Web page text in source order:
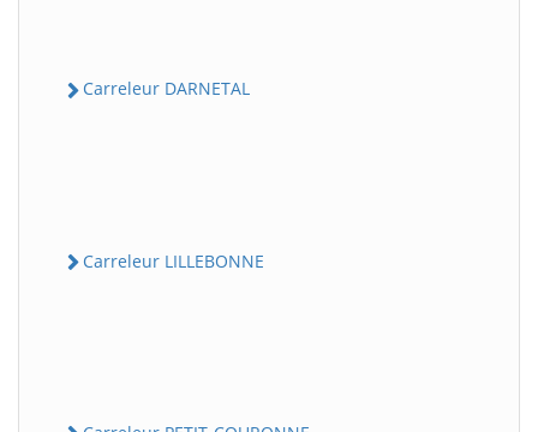
Carreleur DARNETAL
Carreleur LILLEBONNE